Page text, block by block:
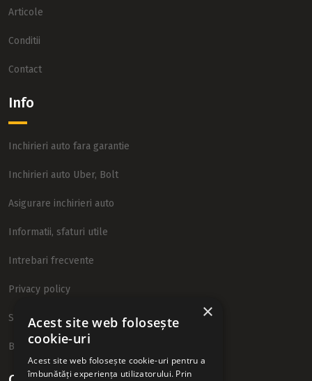
Articole
Conditii
Contact
Info
Inchirieri auto fara garantie
Inchirieri auto Uber, Bolt
Asigurare inchirieri auto
Informatii, sfaturi utile
Intrebari frecvente
Privacy policy
Sitemap
Blog
×
Acest site web folosește
cookie-uri
Acest site web folosește cookie-uri pentru a
îmbunătăți experiența utilizatorului. Prin